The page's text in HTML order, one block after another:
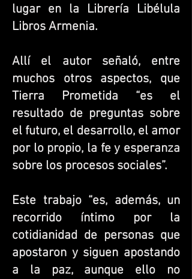
lugar en la Librería Libélula
Libros Armenia.
Allí el autor señaló, entre
muchos otros aspectos, que
Tierra Prometida “es el
resultado de preguntas sobre
el futuro, el desarrollo, el amor
por lo propio, la fe y esperanza
sobre los procesos sociales”.
Este trabajo “es, además, un
recorrido íntimo por la
cotidianidad de personas que
apostaron y siguen apostando
a la paz, aunque ello no